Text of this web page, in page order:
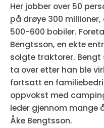
Her jobber over 50
på drøye 300
500-600 bobiler.
Bengtsson, en ekte
solgte traktorer.
ta over etter han ble
fortsatt en
oppvokst med
leder gjennom mange
Åke Bengtsson.